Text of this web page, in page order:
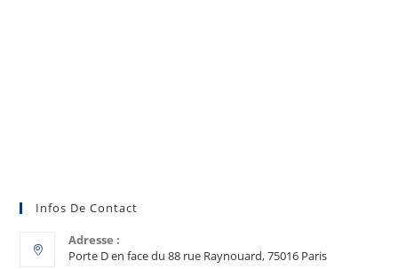
Infos De Contact
Adresse :
Porte D en face du 88 rue Raynouard, 75016 Paris